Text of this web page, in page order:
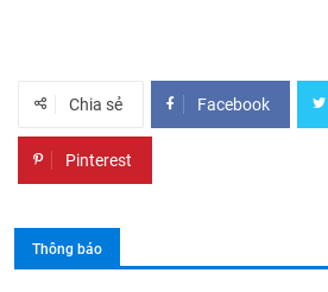
Chia sẻ Facebook
Pinterest
Thông báo